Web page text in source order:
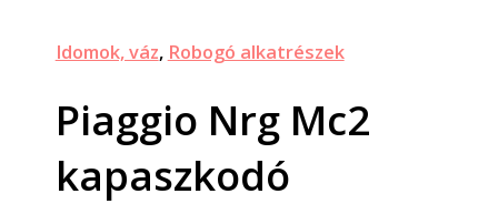
Idomok, váz, Robogó alkatrészek
Piaggio Nrg Mc2
kapaszkodó